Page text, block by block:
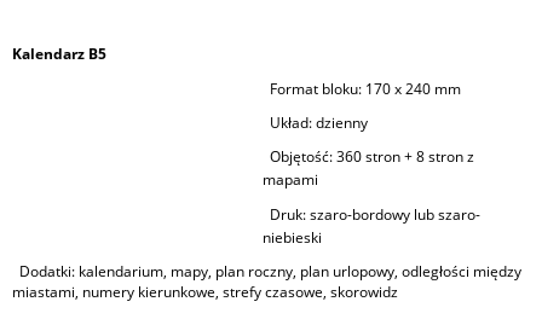
Kalendarz B5
Format bloku: 170 x 240 mm
Układ: dzienny
Objętość:360 stron + 8 stron z
mapami
Druk:szaro-bordowy lub szaro-
niebieski
Dodatki: kalendarium, mapy, plan roczny, plan urlopowy, odległości między
miastami, numery kierunkowe, strefy czasowe, skorowidz